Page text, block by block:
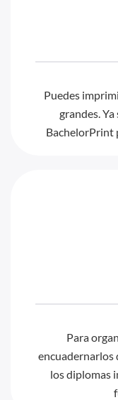
Puedes
grandes.
BachelorPrint
Para
encuadernarlos
los diplomas